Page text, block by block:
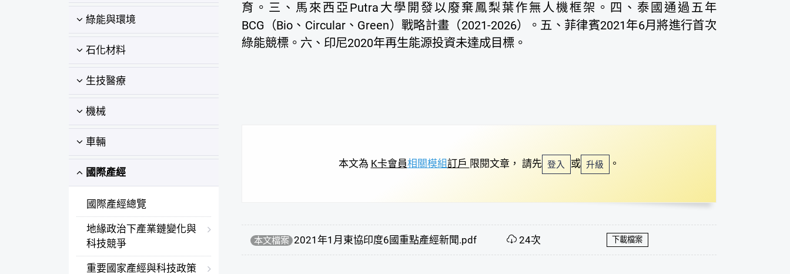
綠能與環境
石化材料
生技醫療
機械
車輛
國際產經
國際產經總覽
地緣政治下產業鏈變化與
科技競爭
重要國家產經與科技政策
育。三、馬來西亞Putra大學開發以廢棄鳳梨葉作無人機框架。四、泰國通過五年
BCG（Bio、Circular、Green）戰略計畫（2021-2026）。五、菲律賓2021年6月將進行首次
綠能競標。六、印尼2020年再生能源投資未達成目標。
本文為 K卡會員相關模組訂戶 限閱文章， 請先 登入 或 升級 。
本文檔案 2021年1月東協印度6國重點產經新聞.pdf 24次 下載檔案